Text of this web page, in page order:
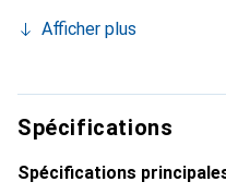
marque Noreve est
choix pour le client
Afficher plus
Spécifications
Spécifications